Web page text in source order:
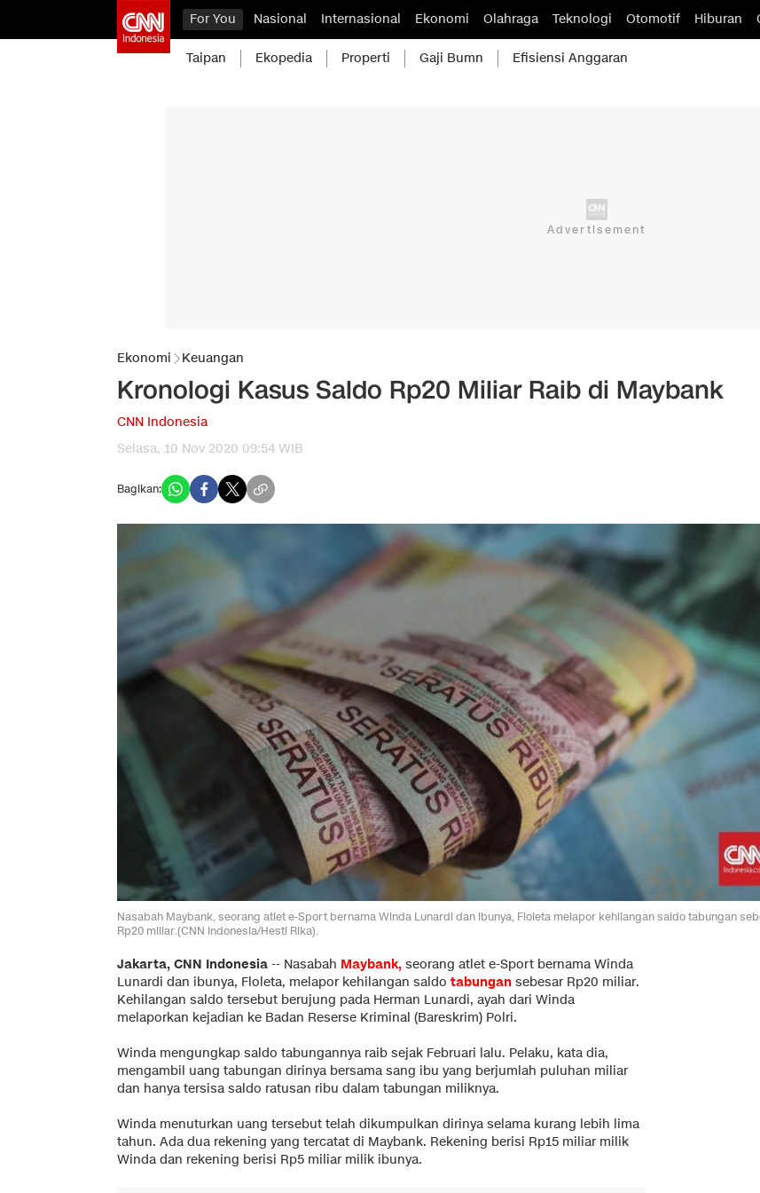
For You Nasional Internasional Ekonomi Olahraga Teknologi Otomotif Hiburan
Taipan Ekopedia Properti Gaji Bumn Efisiensi Anggaran
Ekonomi Keuangan
Kronologi Kasus Saldo Rp20 Miliar Raib di Maybank
CNN Indonesia
Selasa, 10 Nov 2020 09:54 WIB
Bagikan:
Nasabah Maybank, seorang atlet e-Sport bernama Winda Lunardi dan ibunya, Floleta melapor kehilangan saldo tabungan
Rp20 miliar.(CNN Indonesia/Hesti Rika).
Jakarta, CNN Indonesia -- Nasabah Maybank, seorang atlet e-Sport bernama Winda
Lunardi dan ibunya, Floleta, melapor kehilangan saldo tabungan sebesar Rp20 miliar.
Kehilangan saldo tersebut berujung pada Herman Lunardi, ayah dari Winda
melaporkan kejadian ke Badan Reserse Kriminal (Bareskrim) Polri.
Winda mengungkap saldo tabungannya raib sejak Februari lalu. Pelaku, kata dia,
mengambil uang tabungan dirinya bersama sang ibu yang berjumlah puluhan miliar
dan hanya tersisa saldo ratusan ribu dalam tabungan miliknya.
Winda menuturkan uang tersebut telah dikumpulkan dirinya selama kurang lebih lima
tahun. Ada dua rekening yang tercatat di Maybank. Rekening berisi Rp15 miliar milik
Winda dan rekening berisi Rp5 miliar milik ibunya.